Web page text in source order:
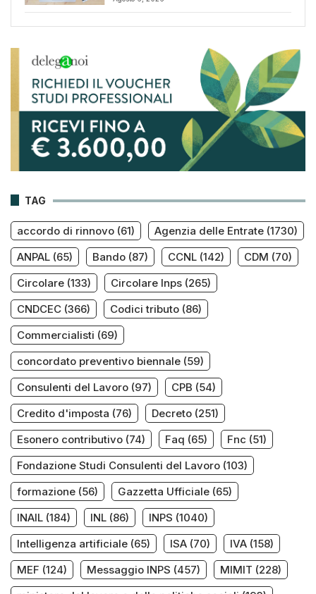
TAG
accordo di rinnovo (61) Agenzia delle Entrate (1730)
ANPAL (65) Bando (87) CCNL (142) CDM (70)
Circolare (133) Circolare Inps (265)
CNDCEC (366) Codici tributo (86)
Commercialisti (69)
concordato preventivo biennale (59)
Consulenti del Lavoro (97) CPB (54)
Credito d'imposta (76) Decreto (251)
Esonero contributivo (74) Faq (65) Fnc (51)
Fondazione Studi Consulenti del Lavoro (103)
formazione (56) Gazzetta Ufficiale (65)
INAIL (184) INL (86) INPS (1040)
Intelligenza artificiale (65) ISA (70) IVA (158)
MEF (124) Messaggio INPS (457) MIMIT (228)